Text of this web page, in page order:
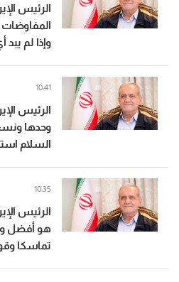
الرئيس
المفاوضات
وإذا لم
الرئيس
وحدها
السلام
10:41
الرئيس
هو أفضل
تماسكا
10:35